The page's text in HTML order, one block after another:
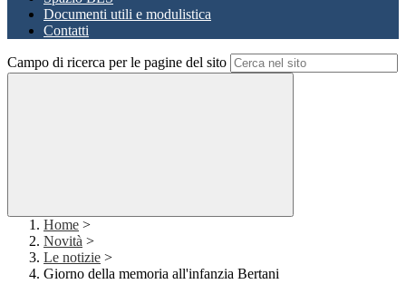
Documenti utili e modulistica
Contatti
Campo di ricerca per le pagine del sito
Home >
Novità >
Le notizie >
Giorno della memoria all'infanzia Bertani